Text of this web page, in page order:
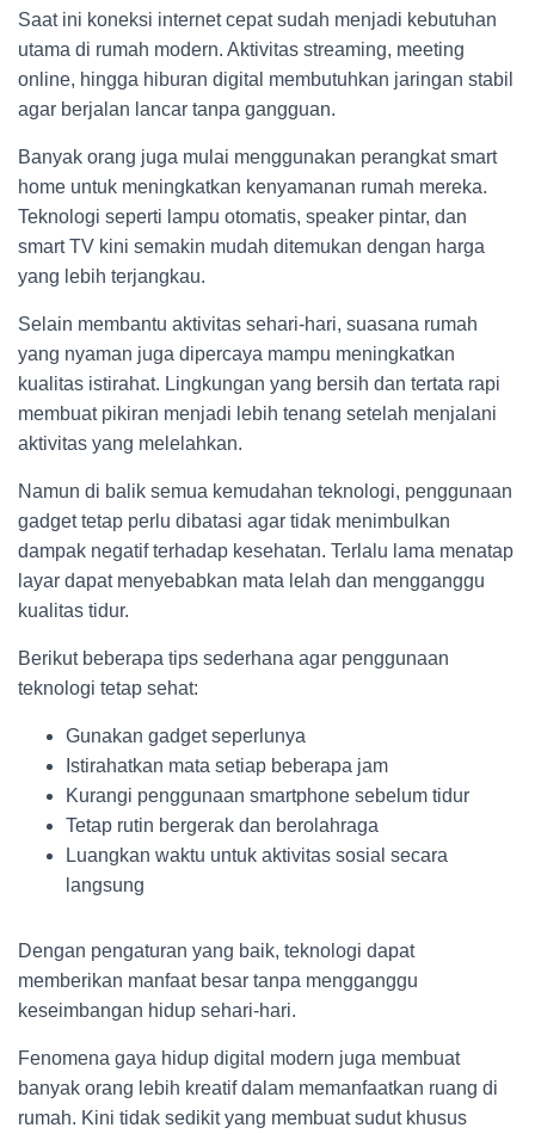
Saat ini koneksi internet cepat sudah menjadi kebutuhan
utama di rumah modern. Aktivitas streaming, meeting
online, hingga hiburan digital membutuhkan jaringan stabil
agar berjalan lancar tanpa gangguan.
Banyak orang juga mulai menggunakan perangkat smart
home untuk meningkatkan kenyamanan rumah mereka.
Teknologi seperti lampu otomatis, speaker pintar, dan
smart TV kini semakin mudah ditemukan dengan harga
yang lebih terjangkau.
Selain membantu aktivitas sehari-hari, suasana rumah
yang nyaman juga dipercaya mampu meningkatkan
kualitas istirahat. Lingkungan yang bersih dan tertata rapi
membuat pikiran menjadi lebih tenang setelah menjalani
aktivitas yang melelahkan.
Namun di balik semua kemudahan teknologi, penggunaan
gadget tetap perlu dibatasi agar tidak menimbulkan
dampak negatif terhadap kesehatan. Terlalu lama menatap
layar dapat menyebabkan mata lelah dan mengganggu
kualitas tidur.
Berikut beberapa tips sederhana agar penggunaan
teknologi tetap sehat:
Gunakan gadget seperlunya
Istirahatkan mata setiap beberapa jam
Kurangi penggunaan smartphone sebelum tidur
Tetap rutin bergerak dan berolahraga
Luangkan waktu untuk aktivitas sosial secara
langsung
Dengan pengaturan yang baik, teknologi dapat
memberikan manfaat besar tanpa mengganggu
keseimbangan hidup sehari-hari.
Fenomena gaya hidup digital modern juga membuat
banyak orang lebih kreatif dalam memanfaatkan ruang di
rumah. Kini tidak sedikit yang membuat sudut khusus